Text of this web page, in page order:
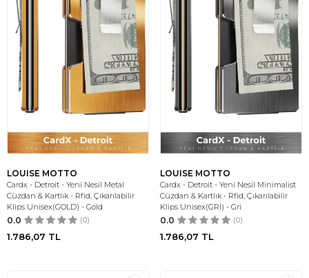
LOUISE MOTTO
Cardx - Detroit - Yeni Nesil Metal
Cüzdan & Kartlık - Rfid, Çıkarılabilir
Klips Unisex(GOLD) - Gold
0.0 (0)
1.786,07 TL
LOUISE MOTTO
Cardx - Detroit - Yeni Nesil Minimalist
Cüzdan & Kartlık - Rfid, Çıkarılabilir
Klips Unisex(GRİ) - Gri
0.0 (0)
1.786,07 TL